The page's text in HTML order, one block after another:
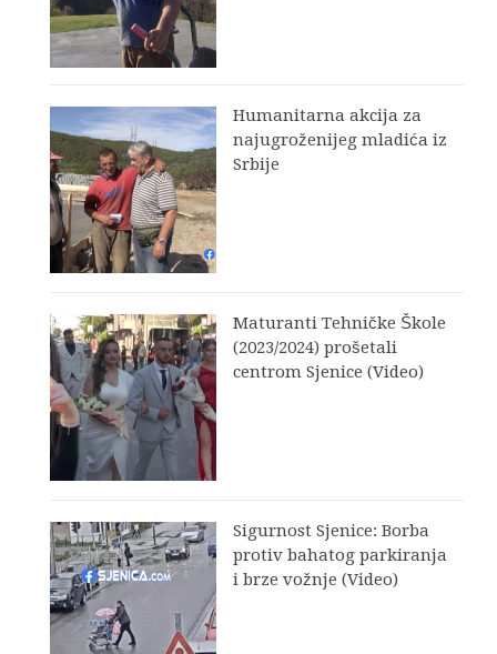
Humanitarna akcija za
najugroženijeg mladića iz
Srbije
Maturanti Tehničke Škole
(2023/2024) prošetali
centrom Sjenice (Video)
Sigurnost Sjenice: Borba
protiv bahatog parkiranja
i brze vožnje (Video)